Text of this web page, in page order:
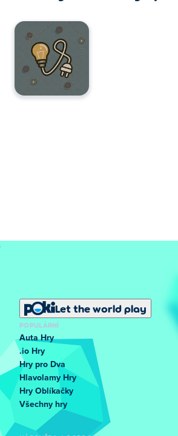
Let the world play
POPULÁRNÍ
Auta Hry
.io Hry
Hry pro Dva
Hlavolamy Hry
Hry Oblíkačky
Všechny hry